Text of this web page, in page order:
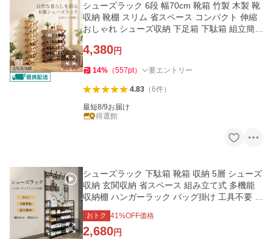
シューズラック 6段 幅70cm 靴箱 竹製 木製 靴
収納 靴棚 スリム 省スペース コンパクト 伸縮
おしゃれ シューズ収納 下足箱 下駄箱 組立簡単
4,380円
14% （557pt） 要エントリー
4.83（6件）
最短8/9お届け
得選館
シューズラック 下駄箱 靴箱 収納 5層 シューズ
収納 玄関収納 省スペース 組み立て式 多機能
収納棚 ハンガーラック バッグ掛け 工具不要 大
容量 爆買
おトク 41%OFF価格
2,680円